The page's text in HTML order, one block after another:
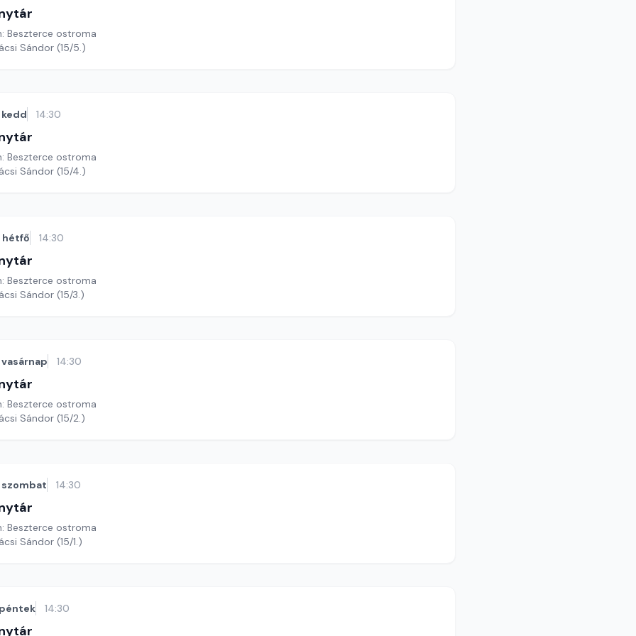
Beszterce ostroma
Sándor (15/5.)
kedd 14:30
Beszterce ostroma
Sándor (15/4.)
hétfő 14:30
Beszterce ostroma
Sándor (15/3.)
vasárnap 14:30
Beszterce ostroma
Sándor (15/2.)
szombat 14:30
Beszterce ostroma
Sándor (15/1.)
14:30